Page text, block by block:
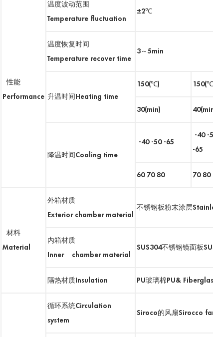
性能
Performance
温度波动范围
Temperature fluctuation
±2℃
温度恢复时间
Temperature recover time
3～5min
升温时间Heating time
150(℃)
30(min)
降温时间Cooling time
-40 -50 -65
-40 -
-65
60 70 80 70 80
材料
Material
外箱材质
Exterior chamber material
不锈钢板粉末涂层
内箱材质
Inner chamber material
SUS304不锈钢镜面板
隔热材质Insulation PU玻璃棉PU&
循环系统Circulation
system
Siroco的风扇Sirocco